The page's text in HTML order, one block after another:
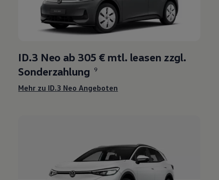
ID.3 Neo ab 305 € mtl. leasen zzgl.
Sonderzahlung
9
Mehr zu ID.3 Neo Angeboten